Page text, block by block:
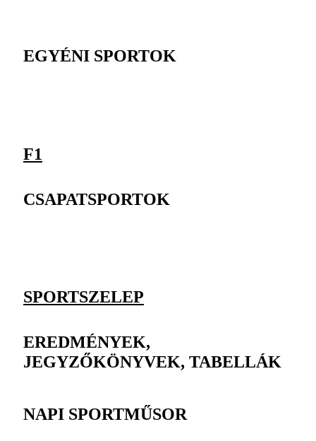
EGYÉNI SPORTOK
F1
CSAPATSPORTOK
SPORTSZELEP
EREDMÉNYEK,
JEGYZŐKÖNYVEK, TABELLÁK
NAPI SPORTMŰSOR